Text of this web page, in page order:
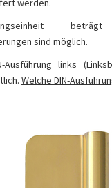
werden.
sind möglich.
links
Welche DIN-